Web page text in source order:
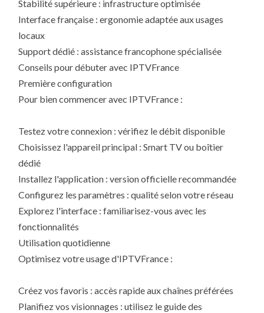
Stabilité supérieure : infrastructure optimisée
Interface française : ergonomie adaptée aux usages
locaux
Support dédié : assistance francophone spécialisée
Conseils pour débuter avec IPTVFrance
Première configuration
Pour bien commencer avec IPTVFrance :
Testez votre connexion : vérifiez le débit disponible
Choisissez l'appareil principal : Smart TV ou boîtier
dédié
Installez l'application : version officielle recommandée
Configurez les paramètres : qualité selon votre réseau
Explorez l'interface : familiarisez-vous avec les
fonctionnalités
Utilisation quotidienne
Optimisez votre usage d'IPTVFrance :
Créez vos favoris : accès rapide aux chaînes préférées
Planifiez vos visionnages : utilisez le guide des